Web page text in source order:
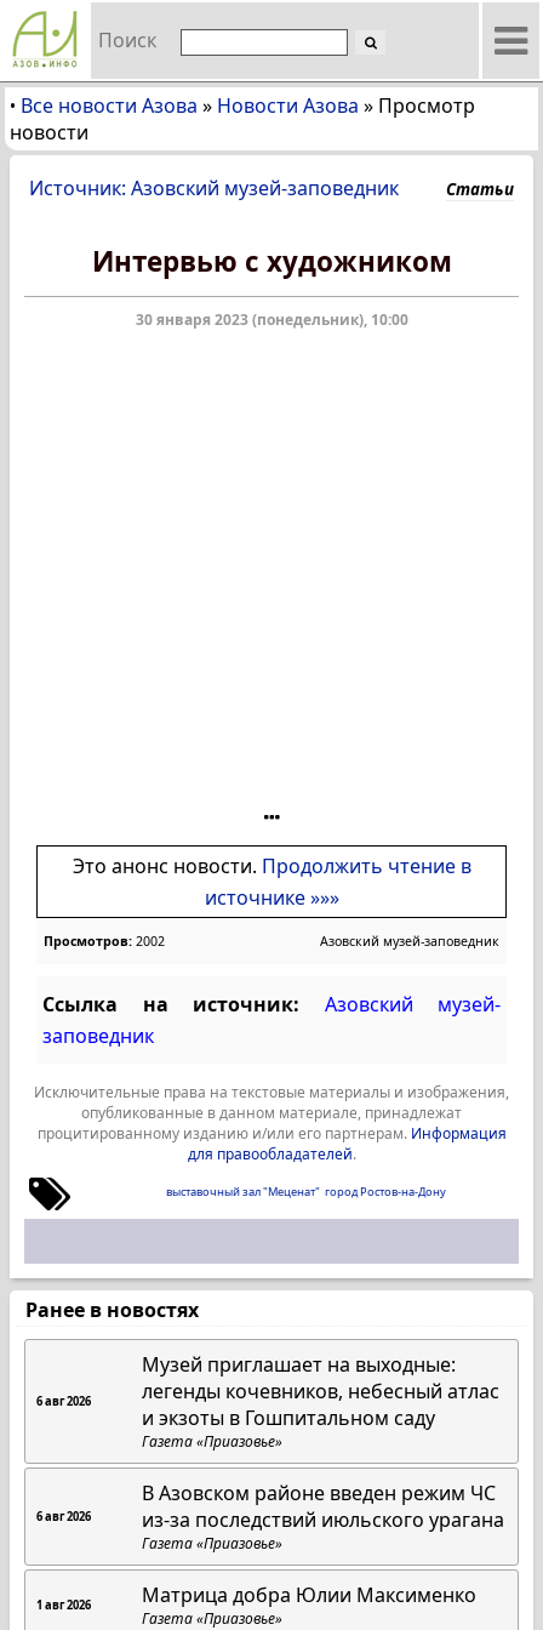
Поиск
• Все новости Азова » Новости Азова » Просмотр
новости
Источник: Азовский музей-заповедник Статьи
Интервью с художником
30 января 2023 (понедельник), 10:00
Это анонс новости. Продолжить чтение в
источнике »»»
Просмотров: 2002 Азовский музей-заповедник
Ссылка на источник:
Азовский музей-
заповедник
Исключительные права на текстовые материалы и изображения,
опубликованные в данном материале, принадлежат
процитированному изданию и/или его партнерам. Информация
для правообладателей.
выставочный зал "Меценат" город Ростов-на-Дону
Ранее в новостях
6 авг 2026
Музей приглашает на выходные:
легенды кочевников, небесный атлас
и экзоты в Гошпитальном саду
Газета «Приазовье»
6 авг 2026
В Азовском районе введен режим ЧС
из-за последствий июльского урагана
Газета «Приазовье»
1 авг 2026 Матрица добра Юлии Максименко
Газета «Приазовье»